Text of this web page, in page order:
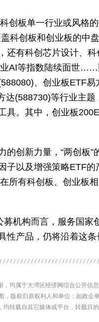
创板单一行业或风格
科创板和创业板的中
还有科创芯片设计、
AI等指数陆续面世
、创业板ETF
达(588730)等行业主
具。其中，创业板
创新力量，“两创板
子以及增强策略ETF
所有科创板、创业板
募机构而言，服务国
产品，仍将沿着这条
均属于大湾区经济网综合公开信
版权归原权利人和单位；如政企
转载自其它媒体或平台，转载目